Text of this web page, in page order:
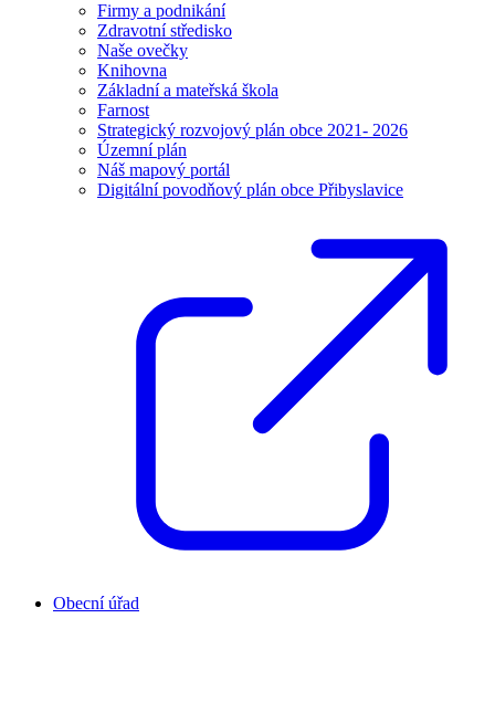
Firmy a podnikání
Zdravotní středisko
Naše ovečky
Knihovna
Základní a mateřská škola
Farnost
Strategický rozvojový plán obce 2021- 2026
Územní plán
Náš mapový portál
Digitální povodňový plán obce Přibyslavice
Obecní úřad